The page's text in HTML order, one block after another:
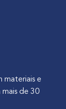
materiais e
de 30